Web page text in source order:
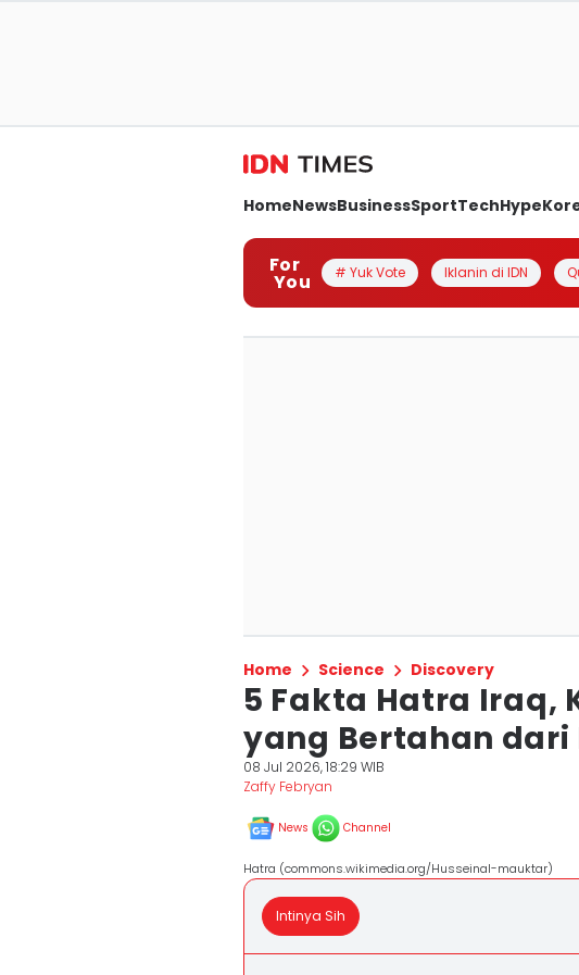
HomeNewsBusinessSportTechHype
For
You # Yuk Vote Iklanin di IDN
Home Science Discovery
5 Fakta Hatra Iraq,
yang Bertahan dari
08 Jul 2026, 18:29 WIB
Zaffy Febryan
News Channel
Hatra (commons.wikimedia.org/Husseinal-mauktar)
Intinya Sih